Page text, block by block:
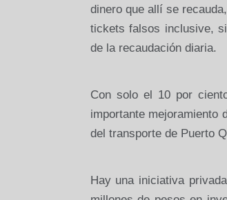
dinero que allí se
tickets falsos inclusive,
de la recaudación diaria.
Con solo el 10 por
importante mejoramiento
del transporte de Puerto
Hay una iniciativa